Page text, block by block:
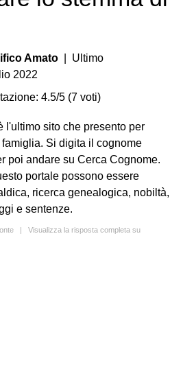
Amato | Ultimo
2022
4.5/5 (7 voti)
l'ultimo sito che presento per
Si digita il cognome
poi andare su Cerca Cognome.
portale possono essere
ricerca genealogica, nobiltà,
e sentenze.
| Visualizza la risposta completa su